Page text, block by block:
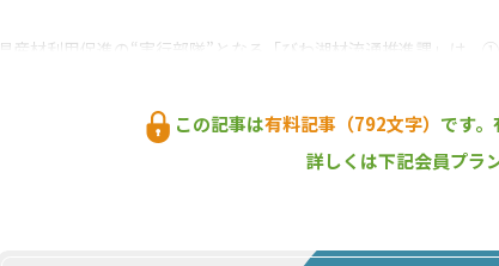
県産材利用促進の“実行部隊”となる「びわ湖材流通推進課」は
って３課体制に拡充された。
今年度（2023年度）は、３課あわせて約40億円の予算を確保し
や架線による集材・搬出の支援などを新たに助成対象に加えた。
この記事は有料記事（792文字） です。
詳しくは下記会員プラ